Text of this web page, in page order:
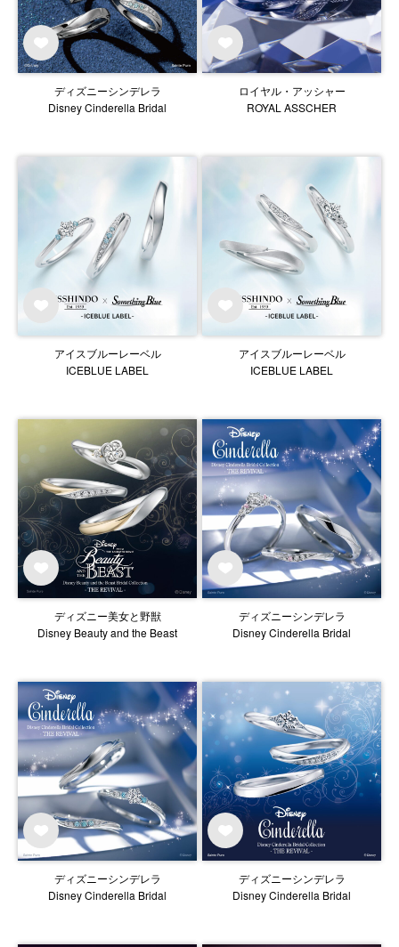
ディズニーシンデレラ
Disney Cinderella Bridal
ロイヤル・アッシャー
ROYAL ASSCHER
アイスブルーレーベル
ICEBLUE LABEL
アイスブルーレーベル
ICEBLUE LABEL
ディズニー美女と野獣
Disney Beauty and the Beast
ディズニーシンデレラ
Disney Cinderella Bridal
ディズニーシンデレラ
Disney Cinderella Bridal
ディズニーシンデレラ
Disney Cinderella Bridal